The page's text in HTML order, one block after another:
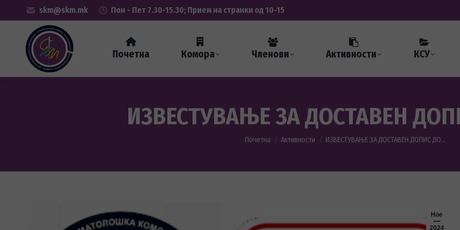
skm@skm.mk Пон - Пет 7.30-15.30; Прием на странки од 10-15
Почетна Комора Членови Активности КСУ
ИЗВЕСТУВАЊЕ ЗА ДОСТАВЕН
You are here:
Почетна Активности ИЗВЕСТУВАЊЕ ЗА ДОСТАВЕН ДОПИС ДО…
Ное
2024